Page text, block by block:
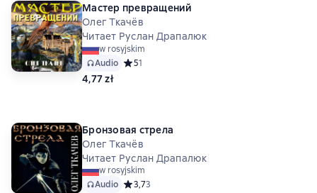
Мастер превращений
Олег Ткачёв
Читает Руслан Драпалюк
w rosyjskim
Audio Средний рейтинг 5 на основе 1 оценок
51
4,77 zł
Бронзовая стрела
Олег Ткачёв
Читает Руслан Драпалюк
w rosyjskim
Audio Средний рейтинг 3,7 на основе 3 оценок
3,73